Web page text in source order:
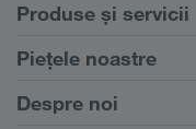
Produse și servicii
Transport rutier
Portalul pentru clienți
Piețele noastre
Europa
Despre noi